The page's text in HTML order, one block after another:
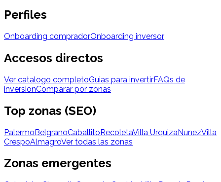
Perfiles
Onboarding compradorOnboarding inversor
Accesos directos
Ver catalogo completoGuias para invertirFAQs de
inversionComparar por zonas
Top zonas (SEO)
PalermoBelgranoCaballitoRecoletaVilla UrquizaNunezVilla
CrespoAlmagroVer todas las zonas
Zonas emergentes